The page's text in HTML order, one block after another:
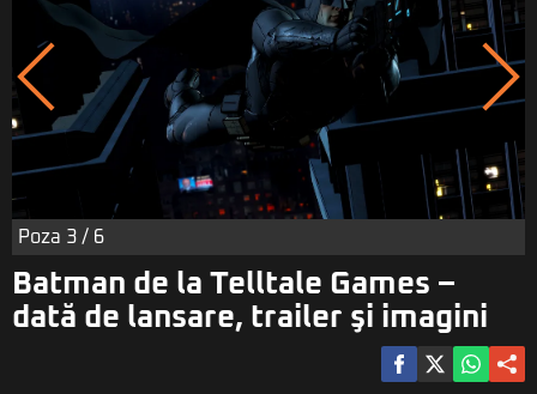
Poza 3 / 6
Batman de la Telltale Games –
dată de lansare, trailer şi imagini